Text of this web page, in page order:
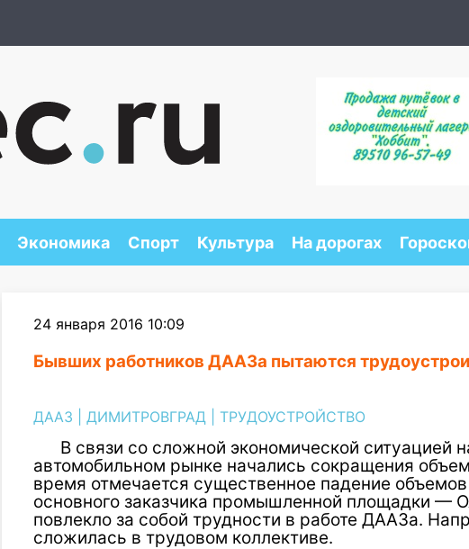
Экономика Спорт Культура На дорогах
24 января 2016 10:09
Бывших работников ДААЗа пытаются
ДААЗ ДИМИТРОВГРАД ТРУДОУСТРОЙСТВО
В связи со сложной экономической ситуацией
автомобильном рынке начались сокращения
время отмечается существенное падение
основного заказчика промышленной площадки —
повлекло за собой трудности в работе ДААЗа.
сложилась в трудовом коллективе.